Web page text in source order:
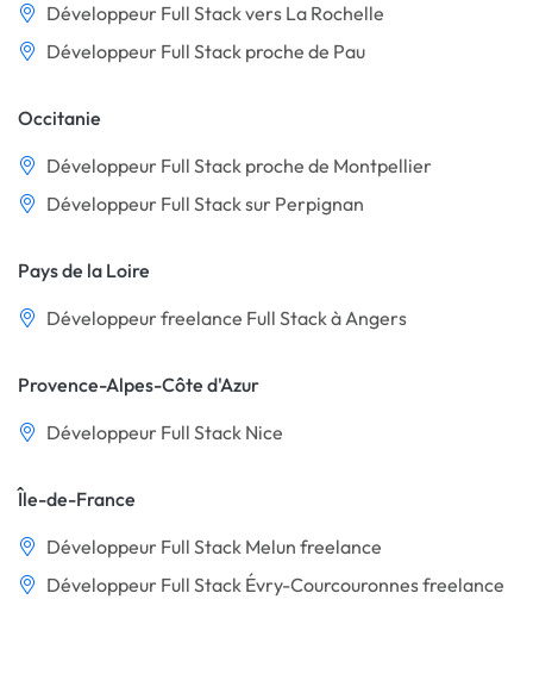
Développeur Full Stack vers La Rochelle
Développeur Full Stack proche de Pau
Occitanie
Développeur Full Stack proche de Montpellier
Développeur Full Stack sur Perpignan
Pays de la Loire
Développeur freelance Full Stack à Angers
Provence-Alpes-Côte d'Azur
Développeur Full Stack Nice
Île-de-France
Développeur Full Stack Melun freelance
Développeur Full Stack Évry-Courcouronnes freelance